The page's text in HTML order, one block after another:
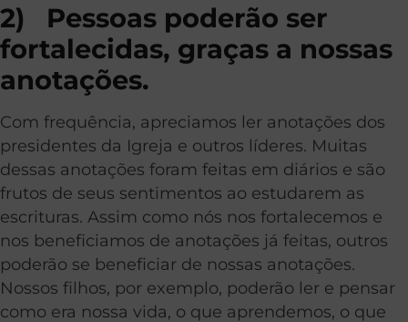
2)
Pessoas poderão ser
fortalecidas, graças a nossas
anotações.
Com frequência, apreciamos ler anotações dos
presidentes da Igreja e outros líderes. Muitas
dessas anotações foram feitas em diários e são
frutos de seus sentimentos ao estudarem as
escrituras. Assim como nós nos fortalecemos e
nos beneficiamos de anotações já feitas, outros
poderão se beneficiar de nossas anotações.
Nossos filhos, por exemplo, poderão ler e pensar
como era nossa vida, o que aprendemos, o que